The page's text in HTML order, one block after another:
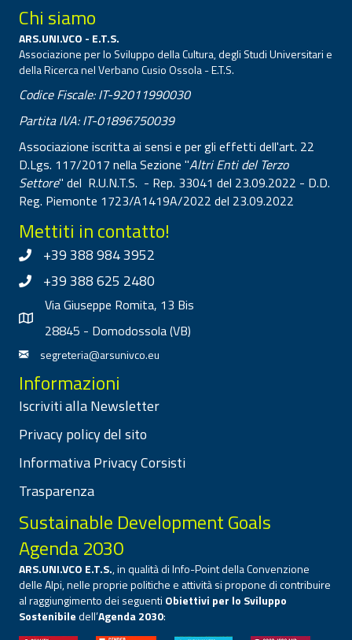
Chi siamo
ARS.UNI.VCO - E.T.S.
Associazione per lo Sviluppo della Cultura, degli Studi Universitari e
della Ricerca nel Verbano Cusio Ossola - E.T.S.
Codice Fiscale: IT-92011990030
Partita IVA: IT-01896750039
Associazione iscritta ai sensi e per gli effetti dell'art. 22
D.Lgs. 117/2017 nella Sezione "Altri Enti del Terzo
Settore" del R.U.N.T.S. - Rep. 33041 del 23.09.2022 - D.D.
Reg. Piemonte 1723/A1419A/2022 del 23.09.2022
Mettiti in contatto!
+39 388 984 3952
+39 388 625 2480
Via Giuseppe Romita, 13 Bis
28845 - Domodossola (VB)
segreteria@arsunivco.eu
Informazioni
Iscriviti alla Newsletter
Privacy policy del sito
Informativa Privacy Corsisti
Trasparenza
Sustainable Development Goals
Agenda 2030
ARS.UNI.VCO E.T.S., in qualità di Info-Point della Convenzione
delle Alpi, nelle proprie politiche e attività si propone di contribuire
al raggiungimento dei seguenti Obiettivi per lo Sviluppo
Sostenibiledell’Agenda 2030: